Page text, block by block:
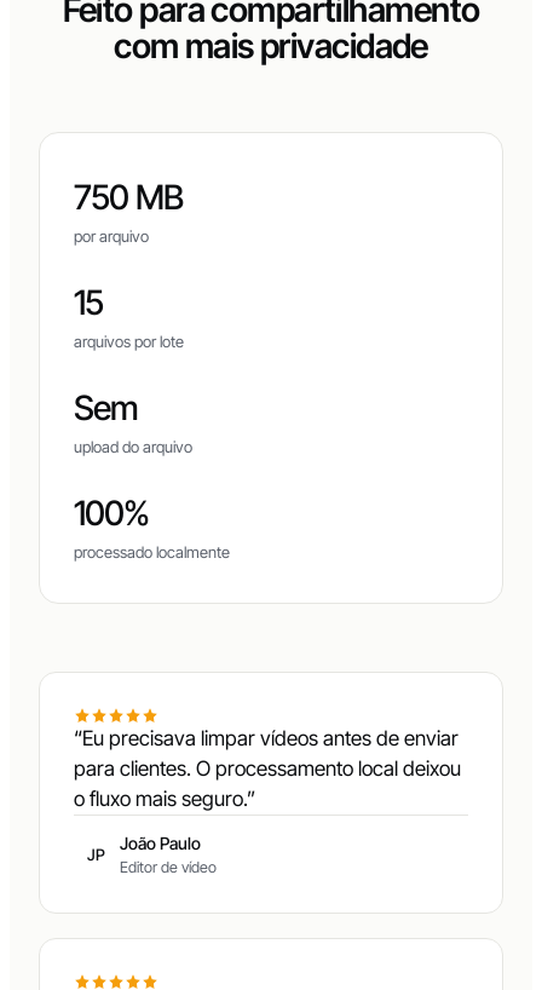
Feito para compartilhamento
com mais privacidade
750 MB
por arquivo
15
arquivos por lote
Sem
upload do arquivo
100%
processado localmente
“Eu precisava limpar vídeos antes de enviar
para clientes. O processamento local deixou
o fluxo mais seguro.”
JP
João Paulo
Editor de vídeo